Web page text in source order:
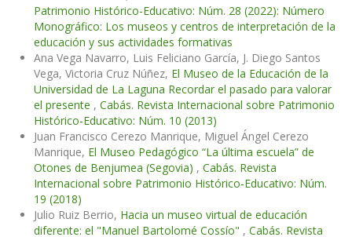
Patrimonio Histórico-Educativo: Núm. 28 (2022): Número
Monográfico: Los museos y centros de interpretación de la
educación y sus actividades formativas
Ana Vega Navarro, Luis Feliciano García, J. Diego Santos
Vega, Victoria Cruz Núñez, El Museo de la Educación de la
Universidad de La Laguna Recordar el pasado para valorar
el presente , Cabás. Revista Internacional sobre Patrimonio
Histórico-Educativo: Núm. 10 (2013)
Juan Francisco Cerezo Manrique, Miguel Ángel Cerezo
Manrique, El Museo Pedagógico “La última escuela” de
Otones de Benjumea (Segovia) , Cabás. Revista
Internacional sobre Patrimonio Histórico-Educativo: Núm.
19 (2018)
Julio Ruiz Berrio, Hacia un museo virtual de educación
diferente: el "Manuel Bartolomé Cossío" , Cabás. Revista